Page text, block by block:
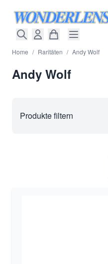
Home / Raritäten / Andy Wolf
Andy Wolf
Produkte filtern